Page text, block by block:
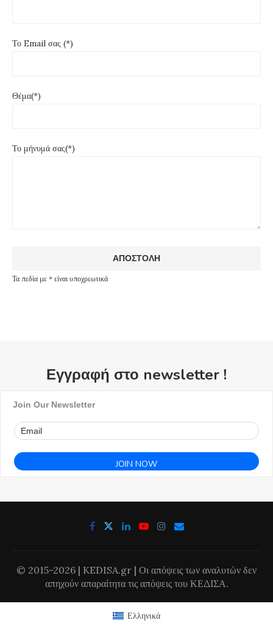
Το Email σας (*)
Θέμα(*)
Το μήνυμά σας(*)
Τα πεδία με * είναι υποχρεωτικά
Εγγραφή στο newsletter !
Join Our Newsletter
© 2015-2026 | KEDISA.gr | Οι απόψεις των αναλυτών δεν
απηχούν απαραίτητα τις απόψεις του ΚΕΔΙΣΑ.
Ελληνικά